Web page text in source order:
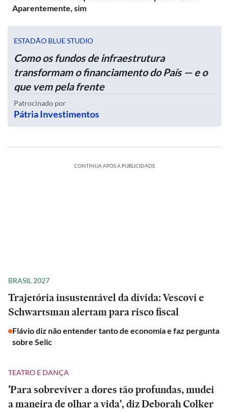
Aparentemente, sim
ESTADÃO BLUE STUDIO
Como os fundos de infraestrutura
transformam o financiamento do País — e o
que vem pela frente
Patrocinado por
Pátria Investimentos
CONTINUA APÓS A PUBLICIDADE
BRASIL 2027
Trajetória insustentável da dívida: Vescovi e
Schwartsman alertam para risco fiscal
Flávio diz não entender tanto de economia e faz pergunta
sobre Selic
TEATRO E DANÇA
'Para sobreviver a dores tão profundas, mudei
a maneira de olhar a vida', diz Deborah Colker